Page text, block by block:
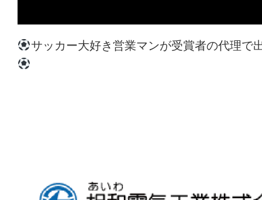
サッカー大好き営業マンが受賞者の代理で